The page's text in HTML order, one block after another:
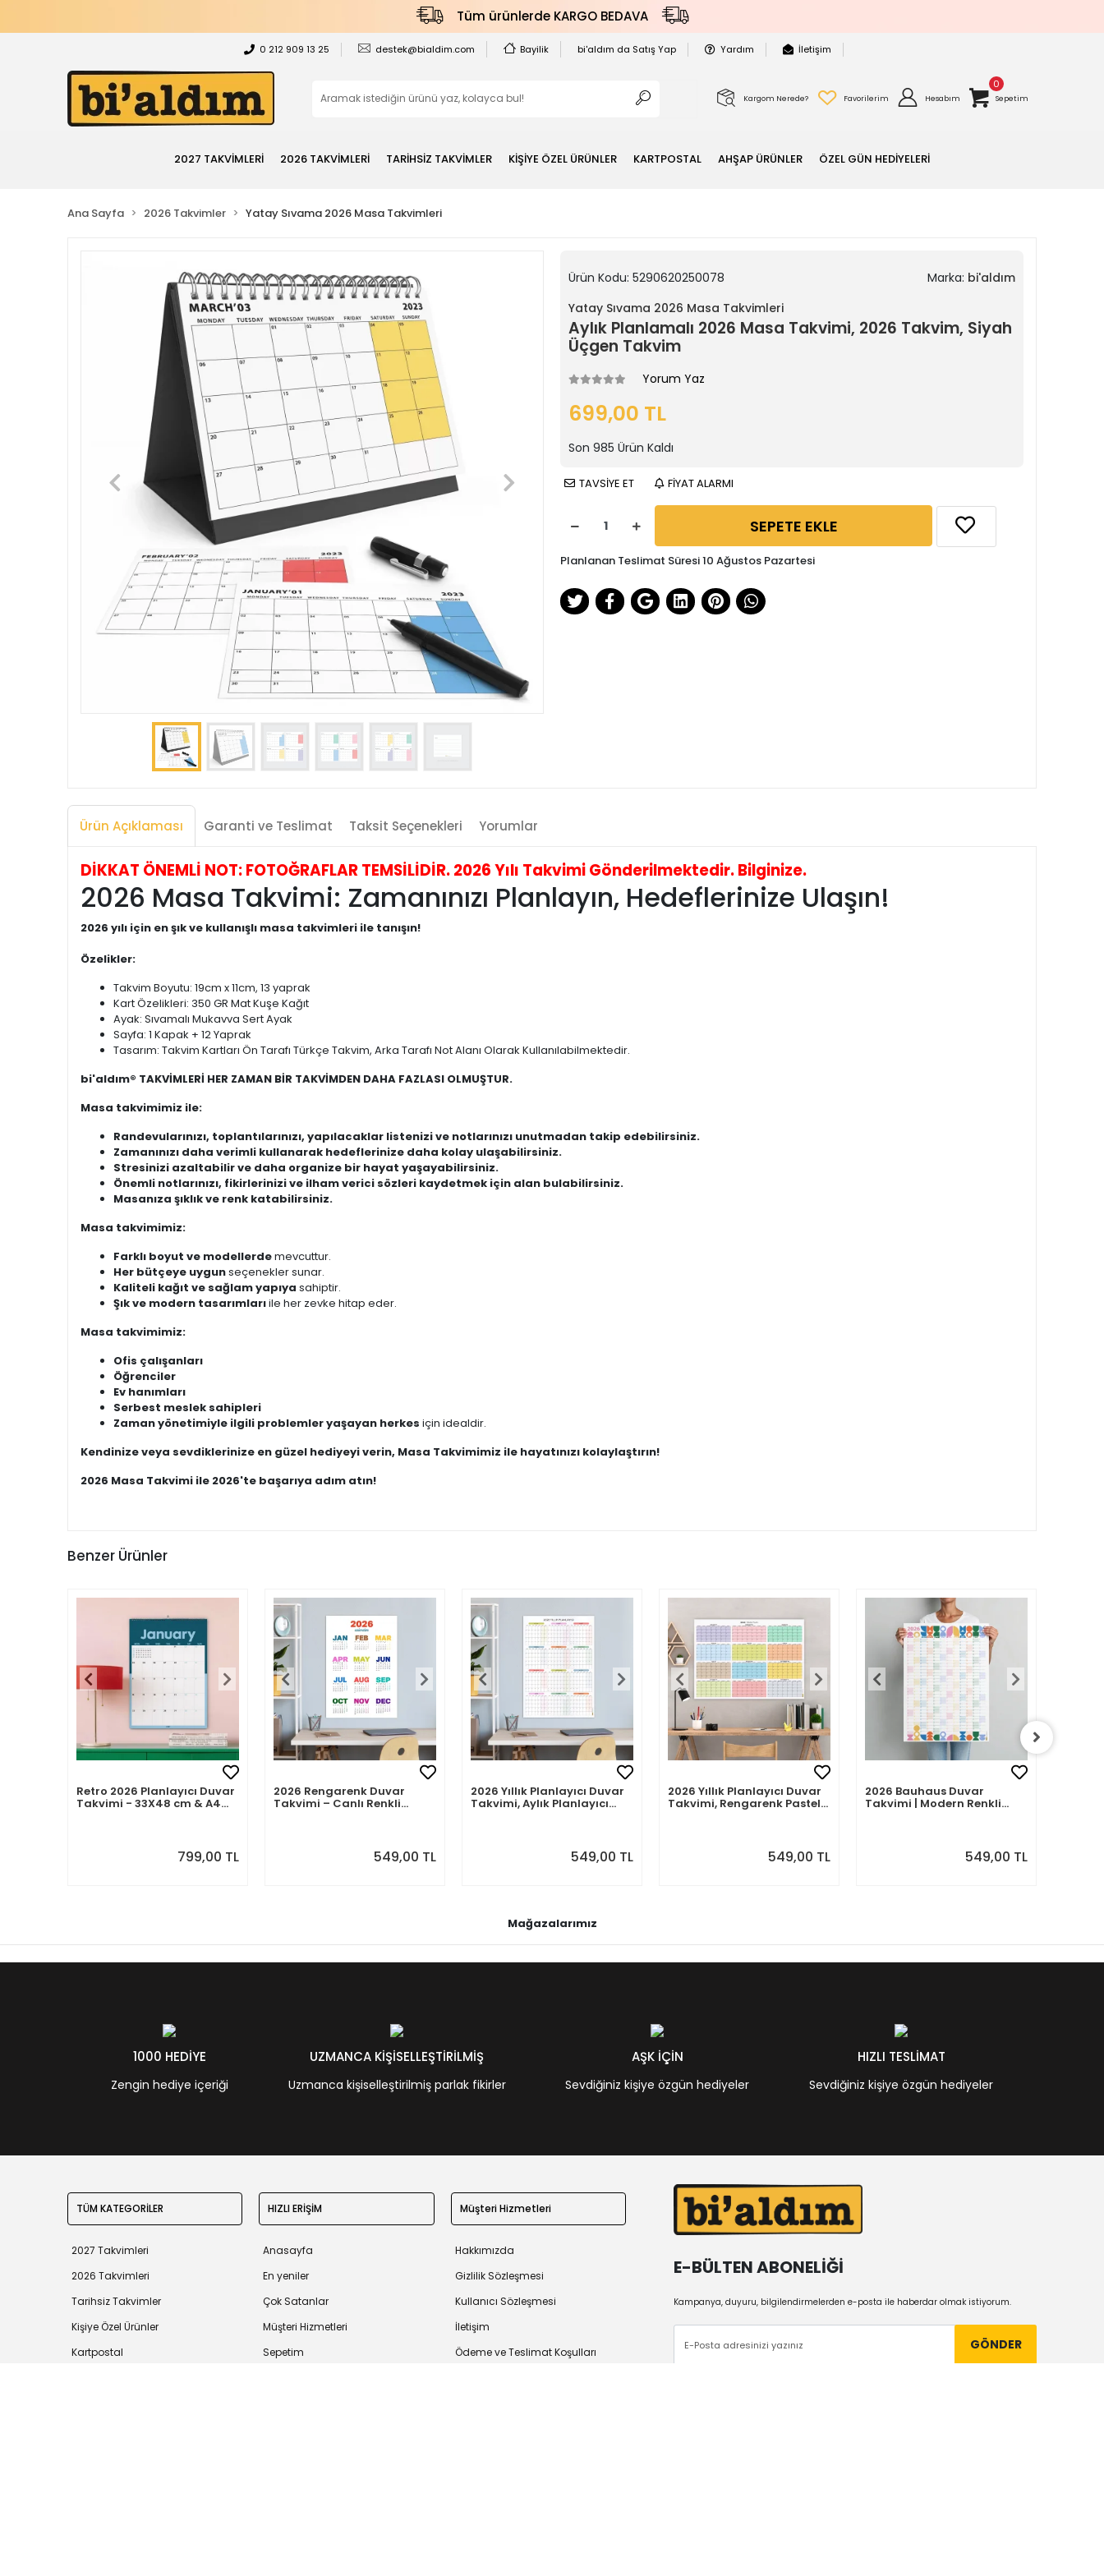
Tüm ürünlerde KARGO BEDAVA
0 212 909 13 25 destek@bialdim.com Bayilik bi'aldım da Satış Yap Yardım İletişim
Kargom Nerede? Favorilerim Hesabım
0
Sepetim
2027 TAKVİMLERİ 2026 TAKVİMLERİ TARİHSİZ TAKVİMLER KİŞİYE ÖZEL ÜRÜNLER KARTPOSTAL AHŞAP ÜRÜNLER ÖZEL GÜN HEDİYELERİ
Ana Sayfa 2026 Takvimler Yatay Sıvama 2026 Masa Takvimleri
Ürün Kodu: 5290620250078 Marka: bi'aldım
Yatay Sıvama 2026 Masa Takvimleri
Aylık Planlamalı 2026 Masa Takvimi, 2026 Takvim, Siyah
Üçgen Takvim
Yorum Yaz
699,00 TL
Son 985 Ürün Kaldı
TAVSİYE ET FİYAT ALARMI
SEPETE EKLE
Planlanan Teslimat Süresi 10 Ağustos Pazartesi
Ürün Açıklaması Garanti ve Teslimat Taksit Seçenekleri Yorumlar
DİKKAT ÖNEMLİ NOT: FOTOĞRAFLAR TEMSİLİDİR. 2026 Yılı Takvimi Gönderilmektedir. Bilginize.
2026 Masa Takvimi: Zamanınızı Planlayın, Hedeflerinize Ulaşın!
2026 yılı için en şık ve kullanışlı masa takvimleri ile tanışın!
Özelikler:
Takvim Boyutu: 19cm x 11cm, 13 yaprak
Kart Özelikleri: 350 GR Mat Kuşe Kağıt
Ayak: Sıvamalı Mukavva Sert Ayak
Sayfa: 1 Kapak + 12 Yaprak
Tasarım: Takvim Kartları Ön Tarafı Türkçe Takvim, Arka Tarafı Not Alanı Olarak Kullanılabilmektedir.
bi'aldım® TAKVİMLERİ HER ZAMAN BİR TAKVİMDEN DAHA FAZLASI OLMUŞTUR.
Masa takvimimiz ile:
Randevularınızı, toplantılarınızı, yapılacaklar listenizi ve notlarınızı unutmadan takip edebilirsiniz.
Zamanınızı daha verimli kullanarak hedeflerinize daha kolay ulaşabilirsiniz.
Stresinizi azaltabilir ve daha organize bir hayat yaşayabilirsiniz.
Önemli notlarınızı, fikirlerinizi ve ilham verici sözleri kaydetmek için alan bulabilirsiniz.
Masanıza şıklık ve renk katabilirsiniz.
Masa takvimimiz:
Farklı boyut ve modellerdemevcuttur.
Her bütçeye uygunseçenekler sunar.
Kaliteli kağıt ve sağlam yapıya sahiptir.
Şık ve modern tasarımlarıile her zevke hitap eder.
Masa takvimimiz:
Ofis çalışanları
Öğrenciler
Ev hanımları
Serbest meslek sahipleri
Zaman yönetimiyle ilgili problemler yaşayan herkes için idealdir.
Kendinize veya sevdiklerinize en güzel hediyeyi verin, Masa Takvimimiz ile hayatınızı kolaylaştırın!
2026 Masa Takvimi ile 2026'te başarıya adım atın!
Benzer Ürünler
Retro 2026 Planlayıcı Duvar
Takvimi - 33X48 cm & A4
799,00 TL
2026 Rengarenk Duvar
Takvimi – Canlı Renkli
549,00 TL
2026 Yıllık Planlayıcı Duvar
Takvimi, Aylık Planlayıcı
549,00 TL
2026 Yıllık Planlayıcı Duvar
Takvimi, Rengarenk Pastel
549,00 TL
2026 Bauhaus Duvar
Takvimi | Modern Renkli
549,00 TL
Mağazalarımız
1000 HEDİYE
Zengin hediye içeriği
UZMANCA KİŞİSELLEŞTİRİLMİŞ
Uzmanca kişiselleştirilmiş parlak fikirler
AŞK İÇİN
Sevdiğiniz kişiye özgün hediyeler
HIZLI TESLİMAT
Sevdiğiniz kişiye özgün hediyeler
TÜM KATEGORİLER
2027 Takvimleri
2026 Takvimleri
Tarihsiz Takvimler
Kişiye Özel Ürünler
Kartpostal
HIZLI ERİŞİM
Anasayfa
En yeniler
Çok Satanlar
Müşteri Hizmetleri
Sepetim
Müşteri Hizmetleri
Hakkımızda
Gizlilik Sözleşmesi
Kullanıcı Sözleşmesi
İletişim
Ödeme ve Teslimat Koşulları
E-BÜLTEN ABONELİĞİ
Kampanya, duyuru, bilgilendirmelerden e-posta ile haberdar olmak istiyorum.
GÖNDER